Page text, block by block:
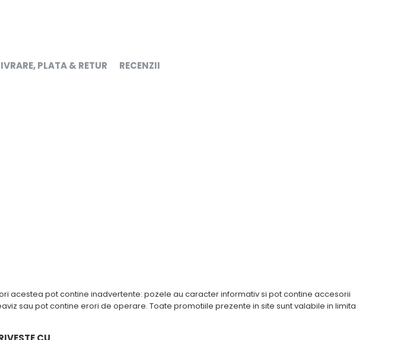
PLATA & RETUR RECENZII
acestea pot contine inadvertente: pozele au caracter informativ si pot contine accesorii
sau pot contine erori de operare. Toate promotiile prezente in site sunt valabile in limita